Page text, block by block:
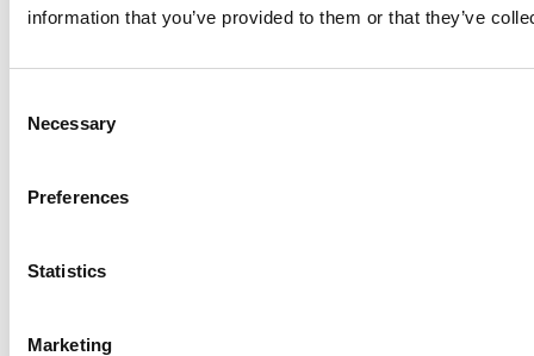
information that you’ve provided to them or that they’ve
Selection
Necessary
Preferences
Statistics
Marketing